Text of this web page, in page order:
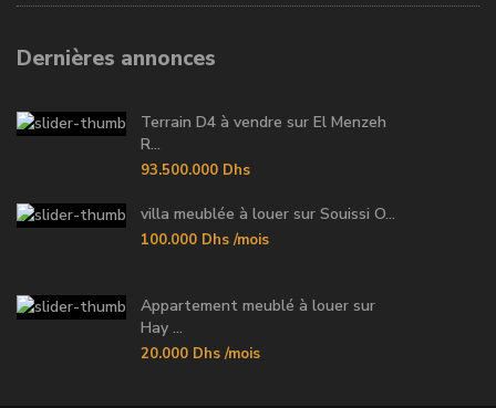
Dernières annonces
Terrain D4 à vendre sur El Menzeh
R...
93.500.000 Dhs
villa meublée à louer sur Souissi O...
100.000 Dhs /mois
Appartement meublé à louer sur
Hay ...
20.000 Dhs /mois